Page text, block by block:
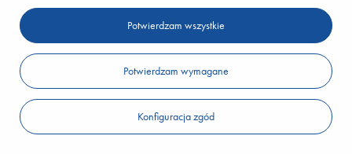
REGULAMINY
W sklepie prezentujemy ceny brutto (z VAT).
Potwierdzam wymagane
Konfiguracja zgód
Potwierdzam wszystkie